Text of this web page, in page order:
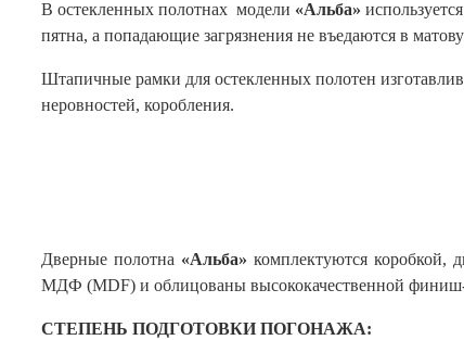
В остекленных полотнах модели «Альба»
пятна, а попадающие загрязнения не въедаются в
Штапичные рамки для остекленных полотен
неровностей, коробления.
Дверные полотна «Альба» комплектуются коробкой,
МДФ (MDF) и облицованы высококачественной финиш-
СТЕПЕНЬ ПОДГОТОВКИ ПОГОНАЖА: